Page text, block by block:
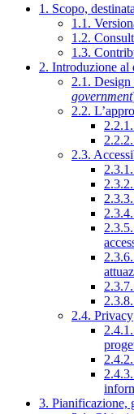
1. Scopo,
1.1.
1.2.
1.3.
2. Introduzione
2.1. Design
government
2.2.
2.3.
2.4. Privacy
3. Pianificazione,